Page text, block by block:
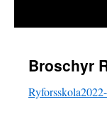
Broschyr